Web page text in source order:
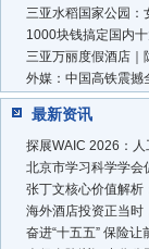
三亚水稻国家公园：
1000块钱搞定国内
三亚万丽度假酒店｜
外媒：中国高铁震撼
最新资讯
探展WAIC 2026：人
北京市学习科学学会
张丁文核心价值解析
海外酒店投资正当时
奋进“十五五” 保险让